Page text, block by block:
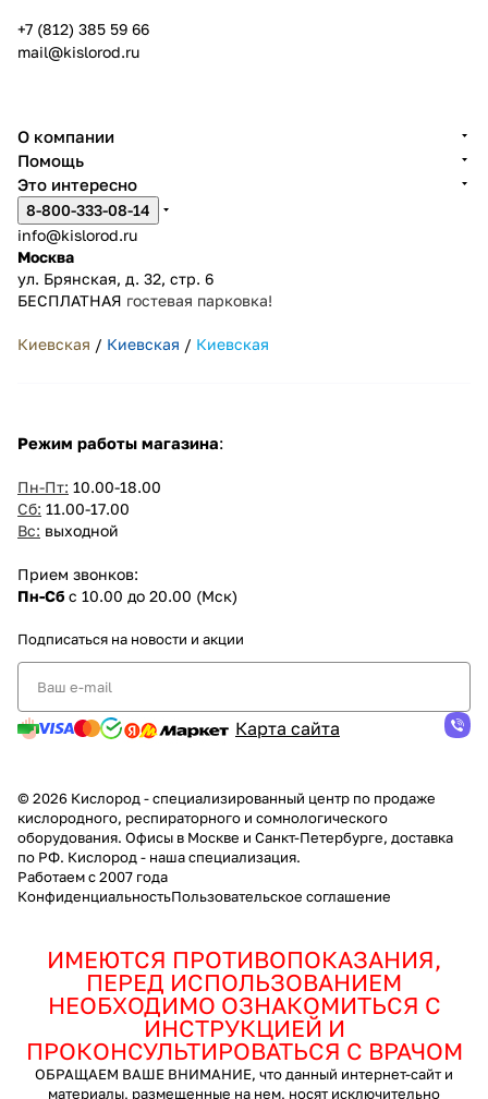
+7 (812) 385 59 66
mail@kislorod.ru
О компании
Помощь
Это интересно
8-800-333-08-14
info@kislorod.ru
Москва
ул. Брянская, д. 32, стр. 6
БЕСПЛАТНАЯ гостевая парковка!
Киевская / Киевская / Киевская
Режим работы магазина:
Пн-Пт: 10.00-18.00
Сб: 11.00-17.00
Вс: выходной
Прием звонков:
Пн-Сб с 10.00 до 20.00 (Мск)
Подписаться на новости и акции
Карта сайта
© 2026 Кислород - специализированный центр по продаже
кислородного, респираторного и сомнологического
оборудования. Офисы в Москве и Санкт-Петербурге, доставка
по РФ. Кислород - наша специализация.
Работаем с 2007 года
КонфиденциальностьПользовательское соглашение
ИМЕЮТСЯ ПРОТИВОПОКАЗАНИЯ,
ПЕРЕД ИСПОЛЬЗОВАНИЕМ
НЕОБХОДИМО ОЗНАКОМИТЬСЯ С
ИНСТРУКЦИЕЙ И
ПРОКОНСУЛЬТИРОВАТЬСЯ С ВРАЧОМ
ОБРАЩАЕМ ВАШЕ ВНИМАНИЕ, что данный интернет-сайт и
материалы, размещенные на нем, носят исключительно